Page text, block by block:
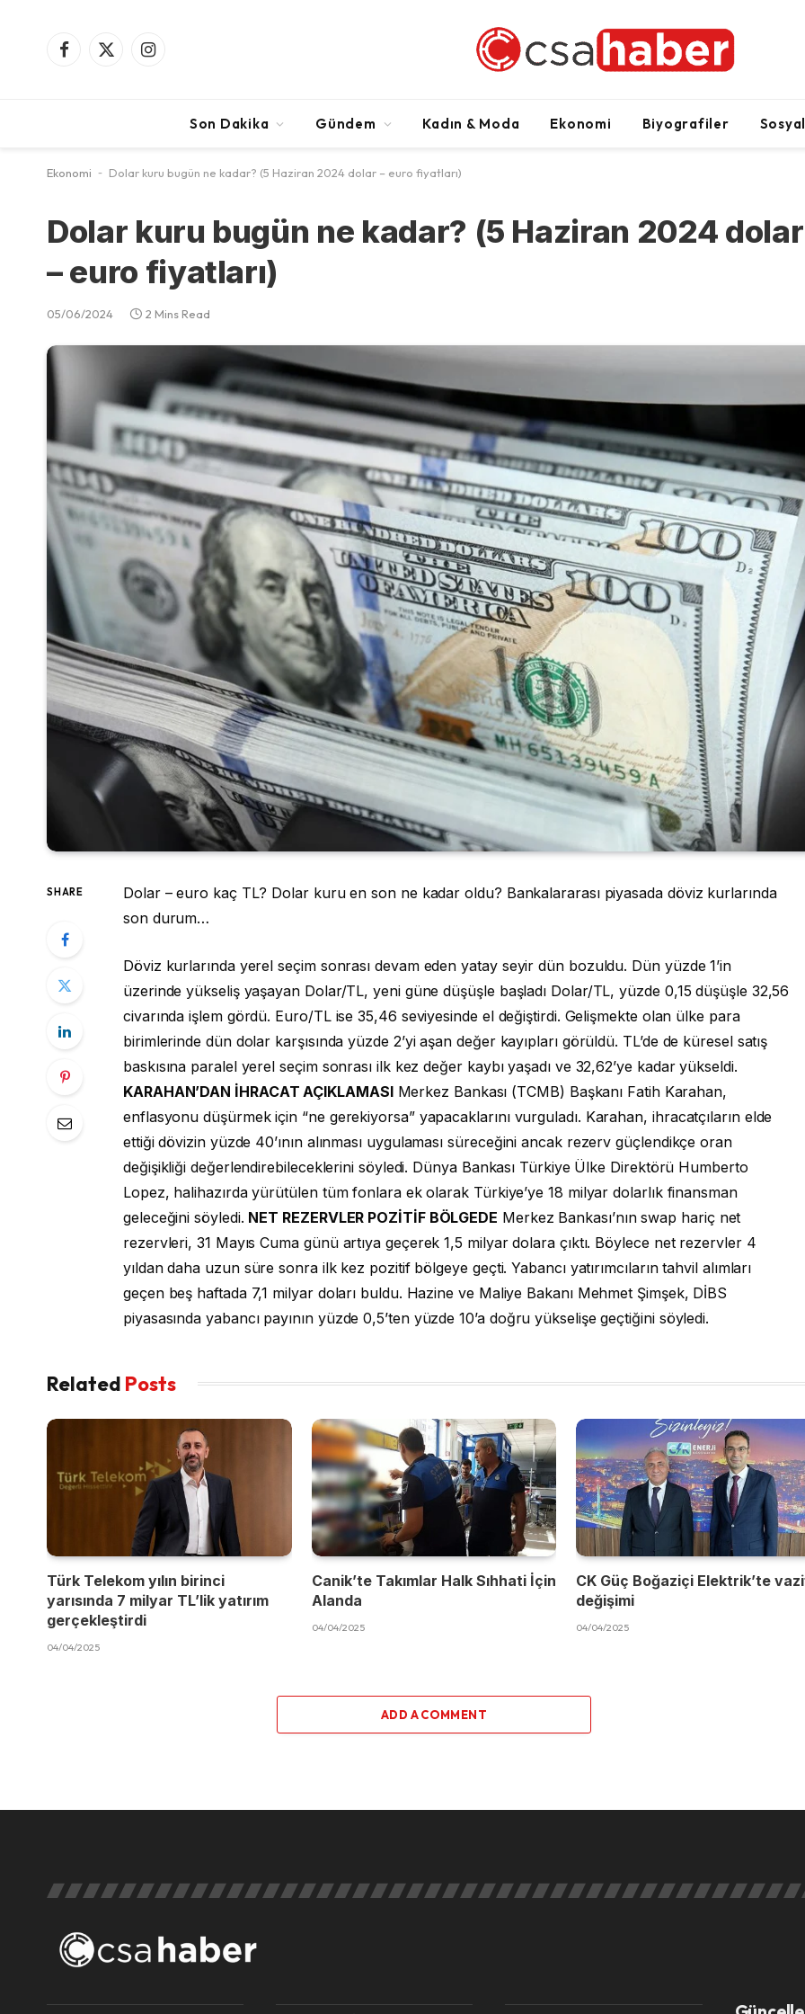
Facebook
X
Instagram
Son Dakika Gündem Kadın & Moda Ekonomi Biyografiler
Ekonomi - Dolar kuru bugün ne kadar? (5 Haziran 2024 dolar – euro fiyatları)
Dolar kuru bugün ne kadar? (5 Haziran 2024 dolar
– euro fiyatları)
05/06/2024 2 Mins Read
SHARE
Dolar – euro kaç TL? Dolar kuru en son ne kadar oldu? Bankalararası piyasada döviz kurlarında
son durum…
Döviz kurlarında yerel seçim sonrası devam eden yatay seyir dün bozuldu. Dün yüzde 1’in
üzerinde yükseliş yaşayan Dolar/TL, yeni güne düşüşle başladı Dolar/TL, yüzde 0,15 düşüşle 32,56
civarında işlem gördü. Euro/TL ise 35,46 seviyesinde el değiştirdi. Gelişmekte olan ülke para
birimlerinde dün dolar karşısında yüzde 2’yi aşan değer kayıpları görüldü. TL’de de küresel satış
baskısına paralel yerel seçim sonrası ilk kez değer kaybı yaşadı ve 32,62’ye kadar yükseldi.
KARAHAN’DAN İHRACAT AÇIKLAMASIMerkez Bankası (TCMB) Başkanı Fatih Karahan,
enflasyonu düşürmek için “ne gerekiyorsa” yapacaklarını vurguladı. Karahan, ihracatçıların elde
ettiği dövizin yüzde 40’ının alınması uygulaması süreceğini ancak rezerv güçlendikçe oran
değişikliği değerlendirebileceklerini söyledi. Dünya Bankası Türkiye Ülke Direktörü Humberto
Lopez, halihazırda yürütülen tüm fonlara ek olarak Türkiye’ye 18 milyar dolarlık finansman
geleceğini söyledi. NET REZERVLER POZİTİF BÖLGEDE Merkez Bankası’nın swap hariç net
rezervleri, 31 Mayıs Cuma günü artıya geçerek 1,5 milyar dolara çıktı. Böylece net rezervler 4
yıldan daha uzun süre sonra ilk kez pozitif bölgeye geçti. Yabancı yatırımcıların tahvil alımları
geçen beş haftada 7,1 milyar doları buldu. Hazine ve Maliye Bakanı Mehmet Şimşek, DİBS
piyasasında yabancı payının yüzde 0,5’ten yüzde 10’a doğru yükselişe geçtiğini söyledi.
Related Posts
Türk Telekom yılın birinci
yarısında 7 milyar TL’lik yatırım
gerçekleştirdi
04/04/2025
Canik’te Takımlar Halk Sıhhati İçin
Alanda
04/04/2025
CK Güç Boğaziçi Elektrik’te
değişimi
04/04/2025
ADD A COMMENT